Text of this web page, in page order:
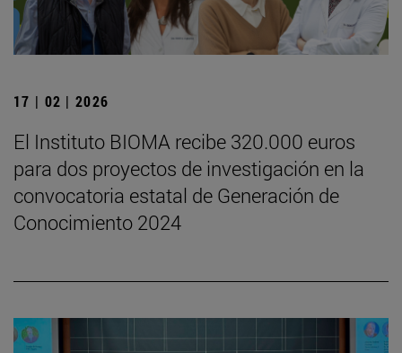
17 | 02 | 2026
El Instituto BIOMA recibe 320.000 euros
para dos proyectos de investigación en la
convocatoria estatal de Generación de
Conocimiento 2024